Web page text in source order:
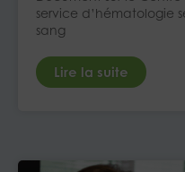
service d’hématologie
sang
Lire la suite